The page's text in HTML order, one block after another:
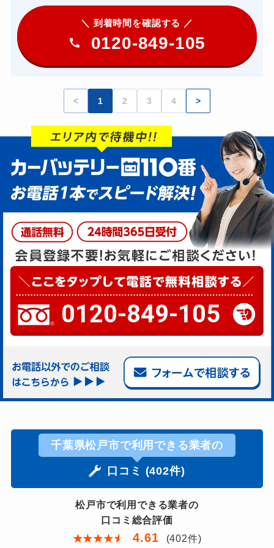
＼ 到着時間を確認する ／
0120-849-105
< 1 2 3 4 >
0120-849-105
千葉県松戸市で利用できる業者の
口コミ (402件)
松戸市で利用できる業者の
口コミ総合評価
★★★★★ 4.61 (402件)